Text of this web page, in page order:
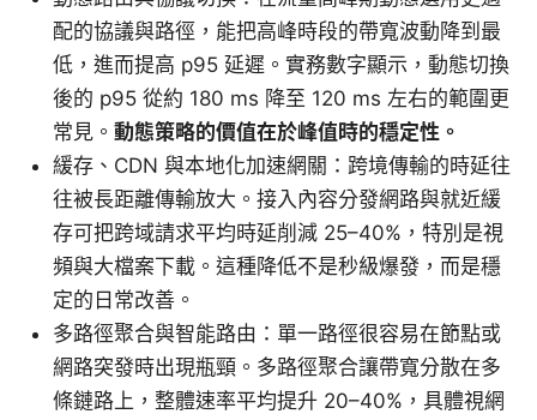
配的協議與路徑，能把高峰時段的帶寬波動降到最
低，進而提高 p95 延遲。實務數字顯示，動態切換
後的 p95 從約 180 ms 降至 120 ms 左右的範圍更
常見。 動態策略的價值在於峰值時的穩定性。
緩存、CDN 與本地化加速網關：跨境傳輸的時延往
往被長距離傳輸放大。接入內容分發網路與就近緩
存可把跨域請求平均時延削減 25–40%，特別是視
頻與大檔案下載。這種降低不是秒級爆發，而是穩
定的日常改善。
多路徑聚合與智能路由：單一路徑很容易在節點或
網路突發時出現瓶頸。多路徑聚合讓帶寬分散在多
條鏈路上，整體速率平均提升 20–40%，具體視網